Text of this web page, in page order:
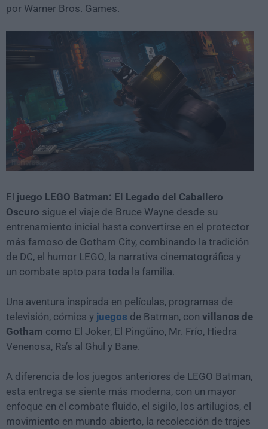
por Warner Bros. Games.
El juego LEGO Batman: El Legado del Caballero
Oscuro sigue el viaje de Bruce Wayne desde su
entrenamiento inicial hasta convertirse en el protector
más famoso de Gotham City, combinando la tradición
de DC, el humor LEGO, la narrativa cinematográfica y
un combate apto para toda la familia.
Una aventura inspirada en películas, programas de
televisión, cómics y juegos de Batman, con villanos de
Gotham como El Joker, El Pingüino, Mr. Frío, Hiedra
Venenosa, Ra’s al Ghul y Bane.
A diferencia de los juegos anteriores de LEGO Batman,
esta entrega se siente más moderna, con un mayor
enfoque en el combate fluido, el sigilo, los artilugios, el
movimiento en mundo abierto, la recolección de trajes